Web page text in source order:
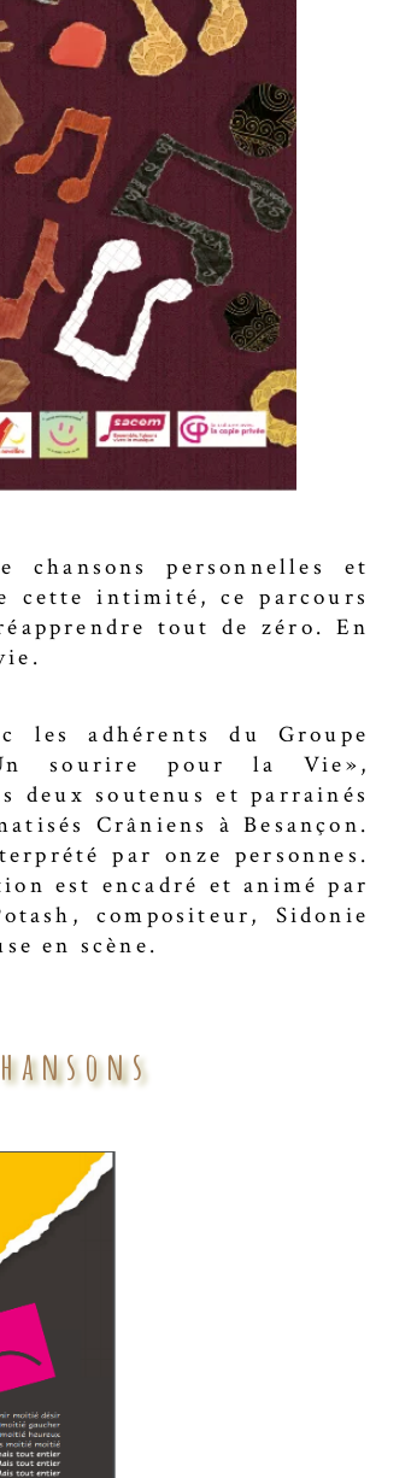
personnelles et
cette intimité, ce parcours
tout de zéro. En
les adhérents du Groupe
sourire pour la Vie»,
deux soutenus et parrainés
Crâniens à Besançon.
par onze personnes.
est encadré et animé par
compositeur, Sidonie
en scène.